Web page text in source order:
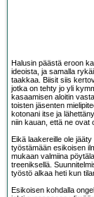
Halusin päästä eroon
ideoista, ja samalla
taakkaa. Biisit siis
jotka on tehty jo yli
kasaamisen aloitin
toisten jäsenten
kotonani itse ja
niin kauan, että ne ovat
Eikä laakereille ole
työstämään esikoisen
mukaan valmiina
treeniksellä.
työstö alkaa heti kun
Esikoisen kohdalla